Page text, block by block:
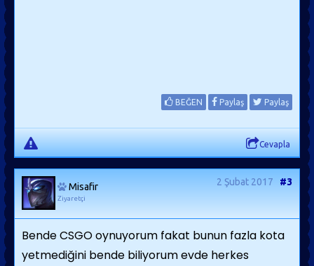
BEĞEN Paylaş Paylaş
Cevapla
Misafir
Ziyaretçi
2 Şubat 2017 #3
Bende CSGO oynuyorum fakat bunun fazla kota
yetmediğini bende biliyorum evde herkes